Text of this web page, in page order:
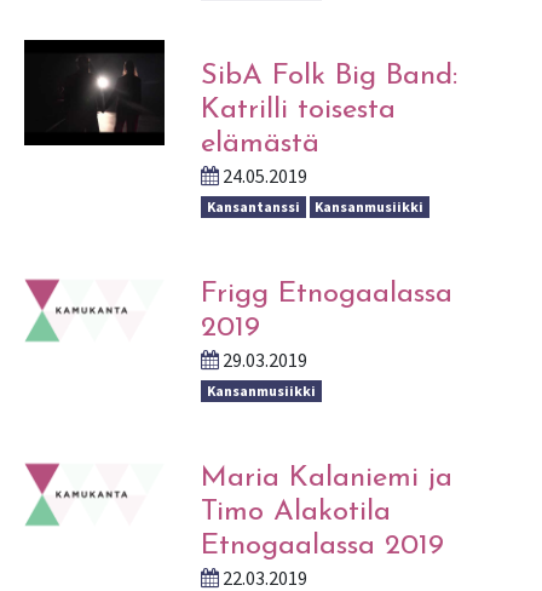
SibA Folk Big Band:
Katrilli toisesta
elämästä
24.05.2019
Kansantanssi Kansanmusiikki
Frigg Etnogaalassa
2019
29.03.2019
Kansanmusiikki
Maria Kalaniemi ja
Timo Alakotila
Etnogaalassa 2019
22.03.2019